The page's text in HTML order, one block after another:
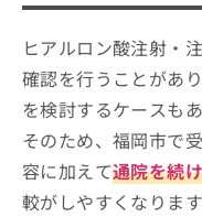
ヒアルロン酸注射・
確認を行うことがあ
を検討するケースもあ
そのため、福岡市で
容に加えて通院を続
較がしやすくなります